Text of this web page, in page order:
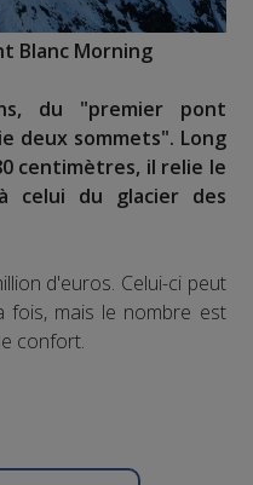
Blanc Morning
du "premier pont
deux sommets". Long
centimètres, il relie le
celui du glacier des
d'euros. Celui-ci peut
fois, mais le nombre est
confort.